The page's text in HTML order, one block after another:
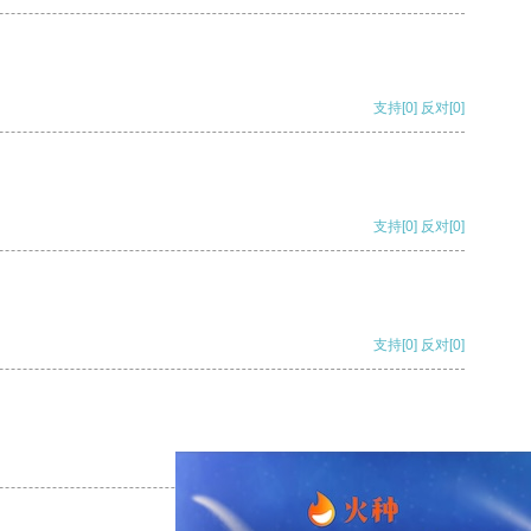
支持[0] 反对[0]
支持[0] 反对[0]
支持[0] 反对[0]